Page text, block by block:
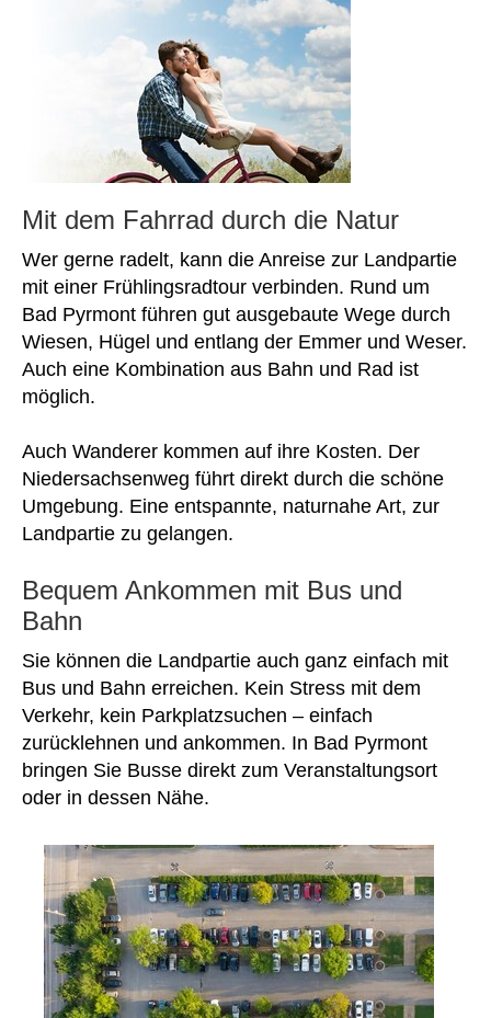
Mit dem Fahrrad durch die Natur
Wer gerne radelt, kann die Anreise zur Landpartie
mit einer Frühlingsradtour verbinden. Rund um
Bad Pyrmont führen gut ausgebaute Wege durch
Wiesen, Hügel und entlang der Emmer und Weser.
Auch eine Kombination aus Bahn und Rad ist
möglich.
Auch Wanderer kommen auf ihre Kosten. Der
Niedersachsenweg führt direkt durch die schöne
Umgebung. Eine entspannte, naturnahe Art, zur
Landpartie zu gelangen.
Bequem Ankommen mit Bus und
Bahn
Sie können die Landpartie auch ganz einfach mit
Bus und Bahn erreichen. Kein Stress mit dem
Verkehr, kein Parkplatzsuchen – einfach
zurücklehnen und ankommen. In Bad Pyrmont
bringen Sie Busse direkt zum Veranstaltungsort
oder in dessen Nähe.